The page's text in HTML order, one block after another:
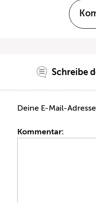
Schreibe
Deine E-Mail-
Kommentar: